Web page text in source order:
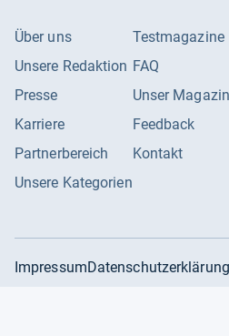
Über uns
Unsere Redaktion
Presse
Karriere
Partnerbereich
Unsere Kategorien
Testmagazine
FAQ
Unser Magazin
Feedback
Kontakt
ImpressumDatenschutzerklärung